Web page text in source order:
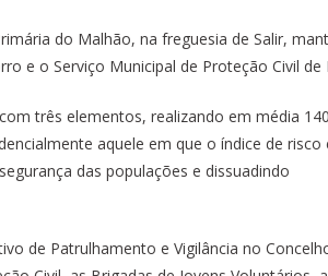
do Malhão, na freguesia de Salir,
e o Serviço Municipal de Proteção Civil de
três elementos, realizando em média
aquele em que o índice de
das populações e dissuadindo
de Patrulhamento e Vigilância no